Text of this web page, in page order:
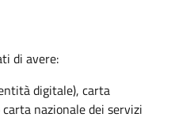
di avere:
digitale), carta
nazionale dei servizi